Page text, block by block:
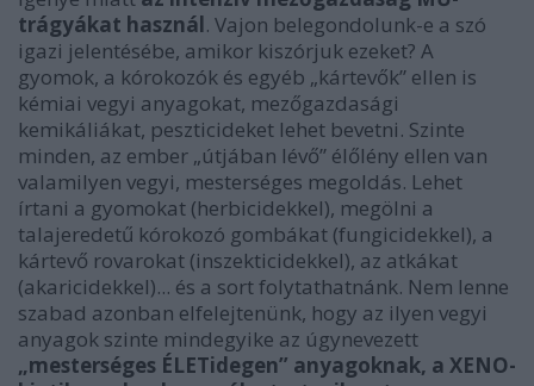
trágyákat használ. Vajon belegondolunk-e a szó
igazi jelentésébe, amikor kiszórjuk ezeket? A
gyomok, a kórokozók és egyéb „kártevők” ellen is
kémiai vegyi anyagokat, mezőgazdasági
kemikáliákat, peszticideket lehet bevetni. Szinte
minden, az ember „útjában lévő” élőlény ellen van
valamilyen vegyi, mesterséges megoldás. Lehet
írtani a gyomokat (herbicidekkel), megölni a
talajeredetű kórokozó gombákat (fungicidekkel), a
kártevő rovarokat (inszekticidekkel), az atkákat
(akaricidekkel)... és a sort folytathatnánk. Nem lenne
szabad azonban elfelejtenünk, hogy az ilyen vegyi
anyagok szinte mindegyike az úgynevezett
„mesterséges ÉLETidegen” anyagoknak, a XENO-